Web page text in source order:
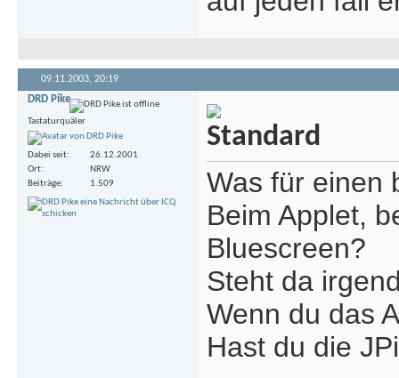
09.11.2003, 20:19
DRD Pike
Tastaturquäler
Dabei seit
26.12.2001
Ort
NRW
Beiträge
1.509
Was für einen
Beim Applet,
Bluescreen?
Steht da
Wenn du das
Hast du die